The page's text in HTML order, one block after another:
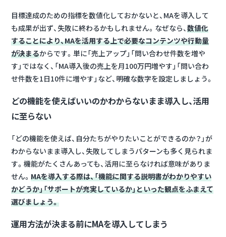
目標達成のための指標を数値化しておかないと、MAを導入して
も成果が出ず、失敗に終わるかもしれません。なぜなら、数値化
することにより、MAを活用する上で必要なコンテンツや行動量
が決まるからです。単に「売上アップ」「問い合わせ件数を増や
す」ではなく、「MA導入後の売上を月100万円増やす」「問い合わ
せ件数を1日10件に増やす」など、明確な数字を設定しましょう。
どの機能を使えばいいのかわからないまま導入し、活用
に至らない
「どの機能を使えば、自分たちがやりたいことができるのか？」が
わからないまま導入し、失敗してしまうパターンも多く見られま
す。機能がたくさんあっても、活用に至らなければ意味がありま
せん。 MAを導入する際は、「機能に関する説明書がわかりやすい
かどうか」「サポートが充実しているか」といった観点をふまえて
選びましょう。
運用方法が決まる前にMAを導入してしまう